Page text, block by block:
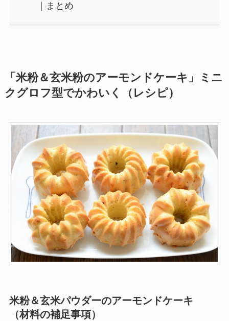
｜まとめ
「米粉＆玄米粉のアーモンドケーキ」ミニ
クグロフ型でかわいく（レシピ）
米粉＆玄米パウダーのアーモンドケーキ
（材料の補足事項）